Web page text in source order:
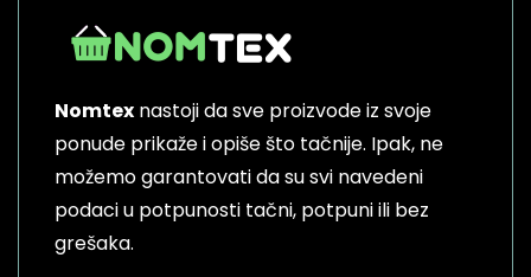
Nomtex nastoji da sve proizvode iz svoje
ponude prikaže i opiše što tačnije. Ipak, ne
možemo garantovati da su svi navedeni
podaci u potpunosti tačni, potpuni ili bez
grešaka.